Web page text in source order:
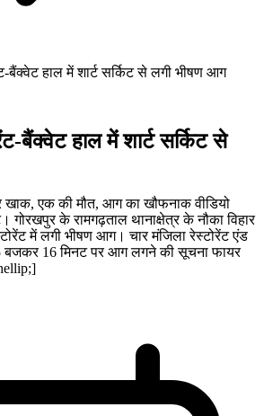
बैंक्वेट हाल में शार्ट सर्किट से लगी भीषण आग
बैंक्वेट हाल में शार्ट सर्किट से
एक की मौत, आग का खौफनाक वीडियो
के रामगढ़ताल थानाक्षेत्र के नौका विहार
में लगी भीषण आग। चार मंजिला रेस्टोरेंट एंड
16 मिनट पर आग लगने की सूचना फायर